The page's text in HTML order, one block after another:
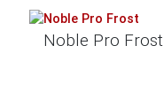
Noble Pro Frost